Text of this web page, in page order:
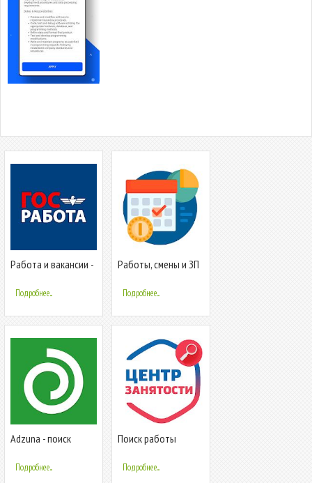
Работа и вакансии -
Подробнее...
Работы, смены и ЗП
Подробнее...
Adzuna - поиск
Подробнее...
Поиск работы
занятости
населения
Подробнее...